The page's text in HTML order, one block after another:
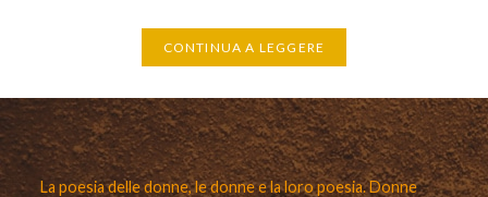
CONTINUA A LEGGERE
La poesia delle donne, le donne e la loro poesia. Donne